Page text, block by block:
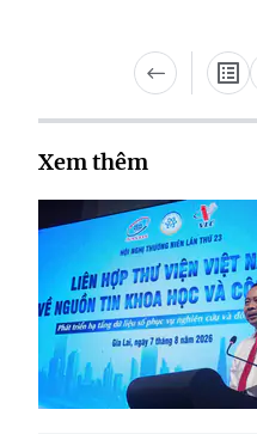
Xem thêm